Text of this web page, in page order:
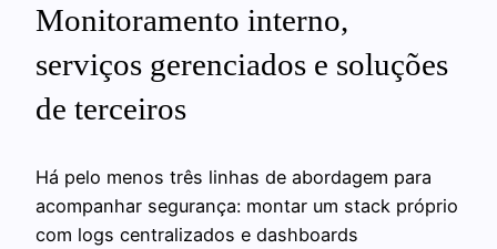
Monitoramento interno,
serviços gerenciados e soluções
de terceiros
Há pelo menos três linhas de abordagem para
acompanhar segurança: montar um stack próprio
com logs centralizados e dashboards